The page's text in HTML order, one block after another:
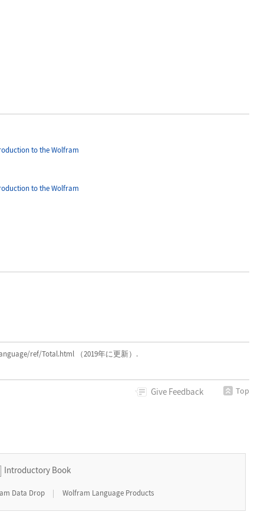
to the Wolfram
to the Wolfram
ref/Total.html （2019年に更新）.
Give Feedback Top
Introductory Book
Data Drop | Wolfram Language Products